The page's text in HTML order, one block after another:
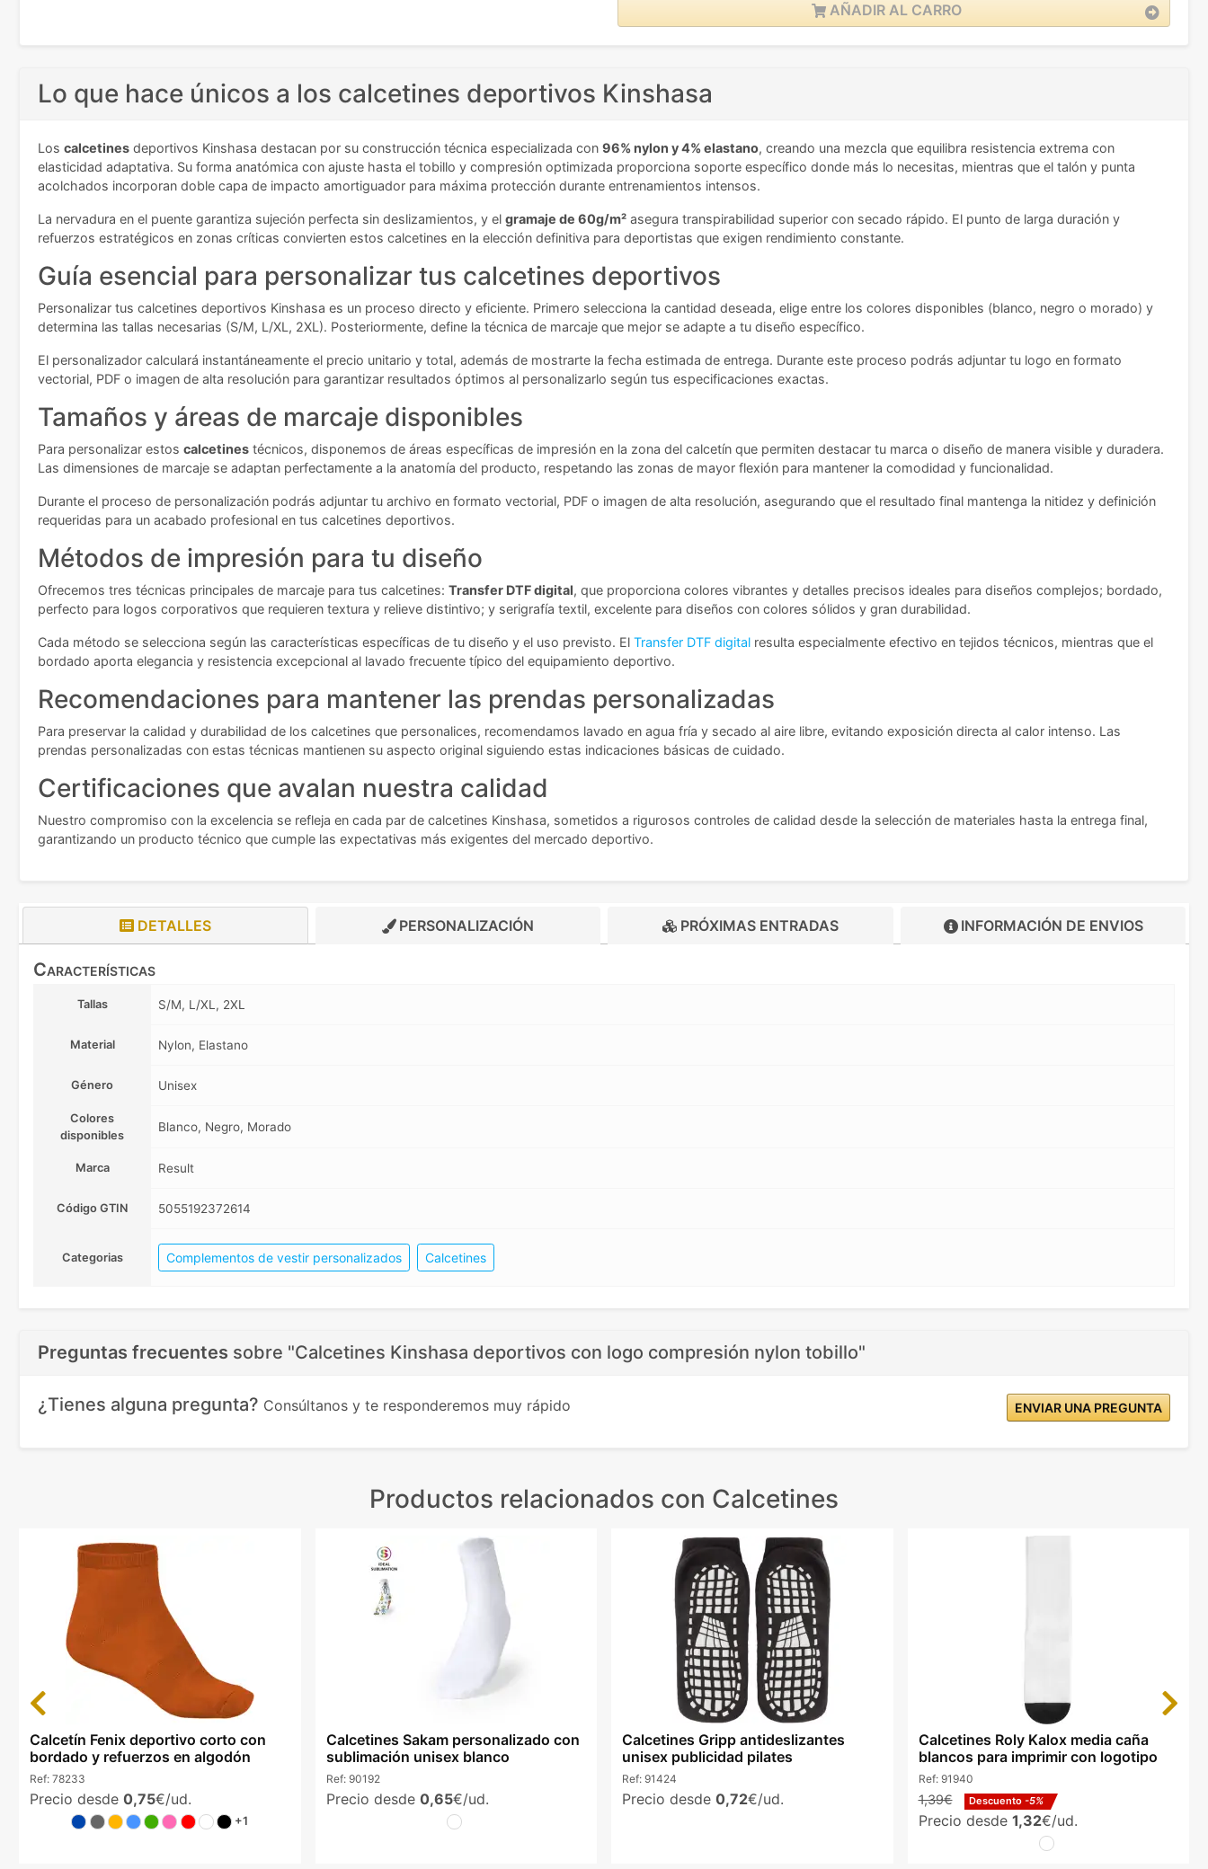
AÑADIR AL CARRO
Lo que hace únicos a los calcetines deportivos Kinshasa
Los calcetines deportivos Kinshasa destacan por su construcción técnica especializada con 96% nylon y 4% elastano, creando una mezcla que equilibra resistencia extrema con
elasticidad adaptativa. Su forma anatómica con ajuste hasta el tobillo y compresión optimizada proporciona soporte específico donde más lo necesitas, mientras que el talón y punta
acolchados incorporan doble capa de impacto amortiguador para máxima protección durante entrenamientos intensos.
La nervadura en el puente garantiza sujeción perfecta sin deslizamientos, y el gramaje de 60g/m² asegura transpirabilidad superior con secado rápido. El punto de larga duración y
refuerzos estratégicos en zonas críticas convierten estos calcetines en la elección definitiva para deportistas que exigen rendimiento constante.
Guía esencial para personalizar tus calcetines deportivos
Personalizar tus calcetines deportivos Kinshasa es un proceso directo y eficiente. Primero selecciona la cantidad deseada, elige entre los colores disponibles (blanco, negro o morado) y
determina las tallas necesarias (S/M, L/XL, 2XL). Posteriormente, define la técnica de marcaje que mejor se adapte a tu diseño específico.
El personalizador calculará instantáneamente el precio unitario y total, además de mostrarte la fecha estimada de entrega. Durante este proceso podrás adjuntar tu logo en formato
vectorial, PDF o imagen de alta resolución para garantizar resultados óptimos al personalizarlo según tus especificaciones exactas.
Tamaños y áreas de marcaje disponibles
Para personalizar estos calcetines técnicos, disponemos de áreas específicas de impresión en la zona del calcetín que permiten destacar tu marca o diseño de manera visible y duradera.
Las dimensiones de marcaje se adaptan perfectamente a la anatomía del producto, respetando las zonas de mayor flexión para mantener la comodidad y funcionalidad.
Durante el proceso de personalización podrás adjuntar tu archivo en formato vectorial, PDF o imagen de alta resolución, asegurando que el resultado final mantenga la nitidez y definición
requeridas para un acabado profesional en tus calcetines deportivos.
Métodos de impresión para tu diseño
Ofrecemos tres técnicas principales de marcaje para tus calcetines: Transfer DTF digital, que proporciona colores vibrantes y detalles precisos ideales para diseños complejos; bordado,
perfecto para logos corporativos que requieren textura y relieve distintivo; y serigrafía textil, excelente para diseños con colores sólidos y gran durabilidad.
Cada método se selecciona según las características específicas de tu diseño y el uso previsto. El Transfer DTF digital resulta especialmente efectivo en tejidos técnicos, mientras que el
bordado aporta elegancia y resistencia excepcional al lavado frecuente típico del equipamiento deportivo.
Recomendaciones para mantener las prendas personalizadas
Para preservar la calidad y durabilidad de los calcetines que personalices, recomendamos lavado en agua fría y secado al aire libre, evitando exposición directa al calor intenso. Las
prendas personalizadas con estas técnicas mantienen su aspecto original siguiendo estas indicaciones básicas de cuidado.
Certificaciones que avalan nuestra calidad
Nuestro compromiso con la excelencia se refleja en cada par de calcetines Kinshasa, sometidos a rigurosos controles de calidad desde la selección de materiales hasta la entrega final,
garantizando un producto técnico que cumple las expectativas más exigentes del mercado deportivo.
DETALLES PERSONALIZACIÓN PRÓXIMAS ENTRADAS INFORMACIÓN DE ENVIOS
Características
Tallas S/M, L/XL, 2XL
Material Nylon, Elastano
Género Unisex
Colores
disponibles
Blanco, Negro, Morado
Marca Result
Código GTIN 5055192372614
Categorias Complementos de vestir personalizados Calcetines
Preguntas frecuentes sobre "Calcetines Kinshasa deportivos con logo compresión nylon tobillo"
¿Tienes alguna pregunta? Consúltanos y te responderemos muy rápido ENVIAR UNA PREGUNTA
Productos relacionados con Calcetines
Calcetín Fenix deportivo corto con
bordado y refuerzos en algodón
Ref: 78233
Precio desde 0,75€/ud.
+1
Calcetines Sakam personalizado con
sublimación unisex blanco
Ref: 90192
Precio desde 0,65€/ud.
Calcetines Gripp antideslizantes
unisex publicidad pilates
Ref: 91424
Precio desde 0,72€/ud.
Calcetines Roly Kalox media caña
blancos para imprimir con logotipo
Ref: 91940
1,39€ Descuento -5%
Precio desde 1,32€/ud.
Previous Next